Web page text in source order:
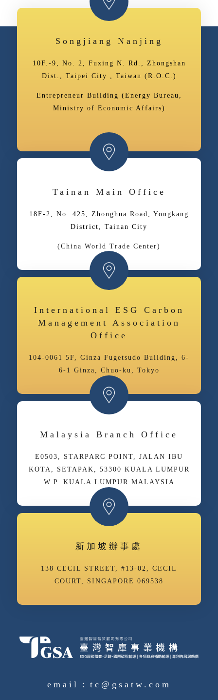
Songjiang Nanjing
10F.-9, No. 2, Fuxing N. Rd., Zhongshan
Dist., Taipei City , Taiwan (R.O.C.)
Entrepreneur Building (Energy Bureau,
Ministry of Economic Affairs)
Tainan Main Office
18F-2, No. 425, Zhonghua Road, Yongkang
District, Tainan City
(China World Trade Center)
International ESG Carbon
Management Association
Office
104-0061 5F, Ginza Fugetsudo Building, 6-
6-1 Ginza, Chuo-ku, Tokyo
Malaysia Branch Office
E­05­03, STARPARC POINT, JALAN IBU
KOTA, SETAPAK, 53300 KUALA LUMPUR
W.P. KUALA LUMPUR MALAYSIA
新加坡辦事處
138 CECIL STREET, #13-02, CECIL
COURT, SINGAPORE 069538
email：tc@gsatw.com